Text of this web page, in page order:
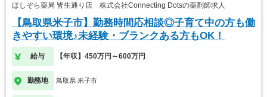
ほしぞら薬局 皆生通り店 株式会社Connecting Dotsの薬剤師求人
【鳥取県米子市】勤務時間応相談◎子育て中の方も働
きやすい環境♪未経験・ブランクある方もOK！
給与 【年収】450万円～600万円
勤務地 鳥取県 米子市